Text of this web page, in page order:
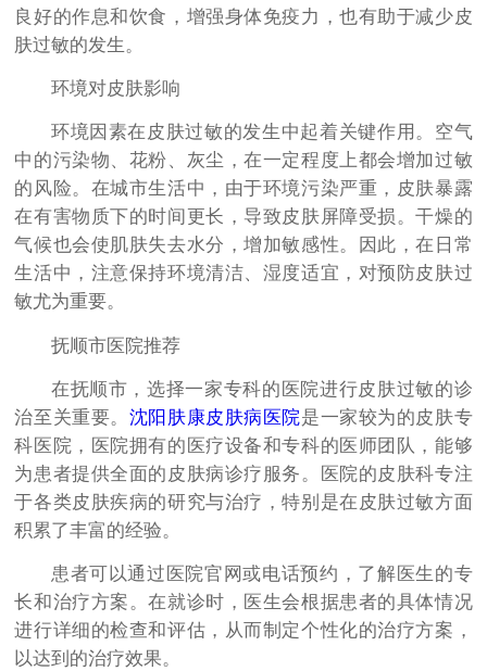
良好的作息和饮食，增强身体免疫力，也有助于减少皮
肤过敏的发生。
环境对皮肤影响
环境因素在皮肤过敏的发生中起着关键作用。空气
中的污染物、花粉、灰尘，在一定程度上都会增加过敏
的风险。在城市生活中，由于环境污染严重，皮肤暴露
在有害物质下的时间更长，导致皮肤屏障受损。干燥的
气候也会使肌肤失去水分，增加敏感性。因此，在日常
生活中，注意保持环境清洁、湿度适宜，对预防皮肤过
敏尤为重要。
抚顺市医院推荐
在抚顺市，选择一家专科的医院进行皮肤过敏的诊
治至关重要。 沈阳肤康皮肤病医院是一家较为的皮肤专
科医院，医院拥有的医疗设备和专科的医师团队，能够
为患者提供全面的皮肤病诊疗服务。医院的皮肤科专注
于各类皮肤疾病的研究与治疗，特别是在皮肤过敏方面
积累了丰富的经验。
患者可以通过医院官网或电话预约，了解医生的专
长和治疗方案。在就诊时，医生会根据患者的具体情况
进行详细的检查和评估，从而制定个性化的治疗方案，
以达到的治疗效果。